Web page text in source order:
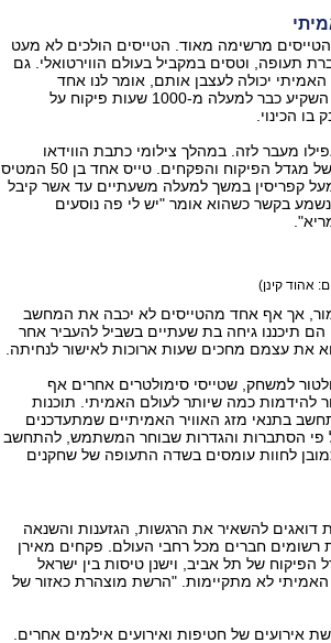
מרשימה מאוד. הטייסים הולכים לא מעט
תעופה, וטסים במקביל בעולם הווירטואלי. גם
האמיתי יכולה לעצבן אותם, אומר לנו אחד
הפקחים. איציק "תל אביב" בקשי השקיע כבר למעלה מ-1000 שעות פיקוח על
הכינוי.
מעבר לזה. במהלך צילומי כתבת הווידאו
הפרענו, כמובן, לפעולה הרציפה של מגדל הפיקוח והפקחים. טייס אחד בן 50 המטיס
קפריסין במשך למעלה משעתיים עד אשר קיבל
בקשר כשהוא אומר "יש לי פה נוסעים
אהוד קינן)
אך אף אחד מהטייסים לא יכבה את המחשב
תיכננו גיחה בת שעתיים בשביל להעביר אחר
את עצמם מחכים שעות ארוכות לאישור לנחיתה.
למשחק, שטייסי סימולטרים אחרים אף
להידמות כמה שיותר לעולם האמיתי. תוכנות
בתנאי מזג האוויר האמיתיים שמתעדכנים
פי הסתברות והגדרות שבוחר המשתמש, להתחשב
לחוות עומסים בשדה התעופה של שחקנים
דואגים להשאיר את הרגשות, הגזענות והשנאה
חברים מכל רחבי העולם. פקחים מאירן
של תל אביב, וישנן טיסות בין ישראל
האמיתי לא מתקיימות. "הרשת מוצהרת כאזור של
אירועים של חטיפות ואירועים אילמים אחרים.